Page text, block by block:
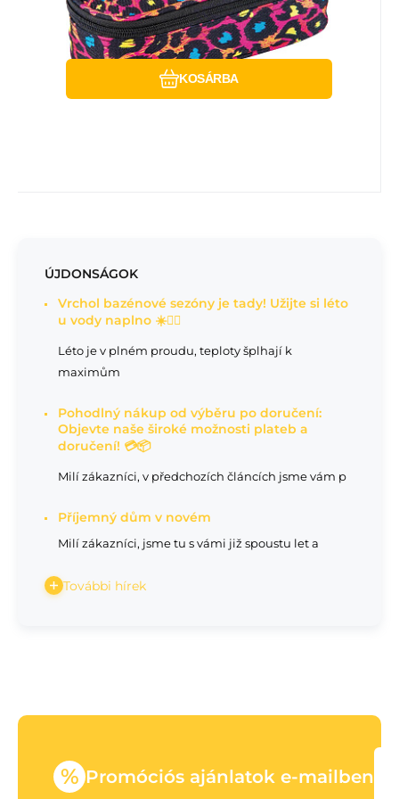
KOSÁRBA
Kedvenc
Hasonlítsa össze
ÚJDONSÁGOK
Vrchol bazénové sezóny je tady! Užijte si léto
u vody naplno ☀️🏊‍♂️
Léto je v plném proudu, teploty šplhají k
maximům
Pohodlný nákup od výběru po doručení:
Objevte naše široké možnosti plateb a
doručení! 💳📦
Milí zákazníci, v předchozích článcích jsme vám p
Příjemný dům v novém
Milí zákazníci, jsme tu s vámi již spoustu let a
További hírek
% Promóciós ajánlatok e-mailben